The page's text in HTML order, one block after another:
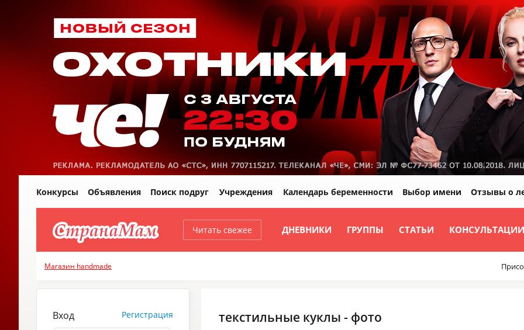
Читать свежее ДНЕВНИКИ ГРУППЫ СТАТЬИ КОНСУЛЬТАЦИИ
Конкурсы Объявления Поиск подруг Учреждения Календарь беременности Выбор имени Отзывы о
Магазин handmade
текстильные куклы - фото
Вход Регистрация